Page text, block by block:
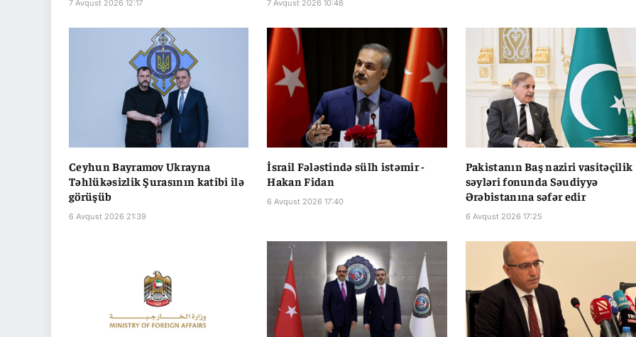
7 Avqust 2026 12:17 7 Avqust 2026 10:48
Ceyhun Bayramov Ukrayna
Təhlükəsizlik Şurasının katibi ilə
görüşüb
6 Avqust 2026 21:39
İsrail Fələstində sülh istəmir -
Hakan Fidan
6 Avqust 2026 17:40
Pakistanın Baş naziri vasitəçilik
səyləri fonunda Səudiyyə
Ərəbistanına səfər edir
6 Avqust 2026 17:25